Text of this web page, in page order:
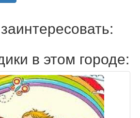
в этом городе: